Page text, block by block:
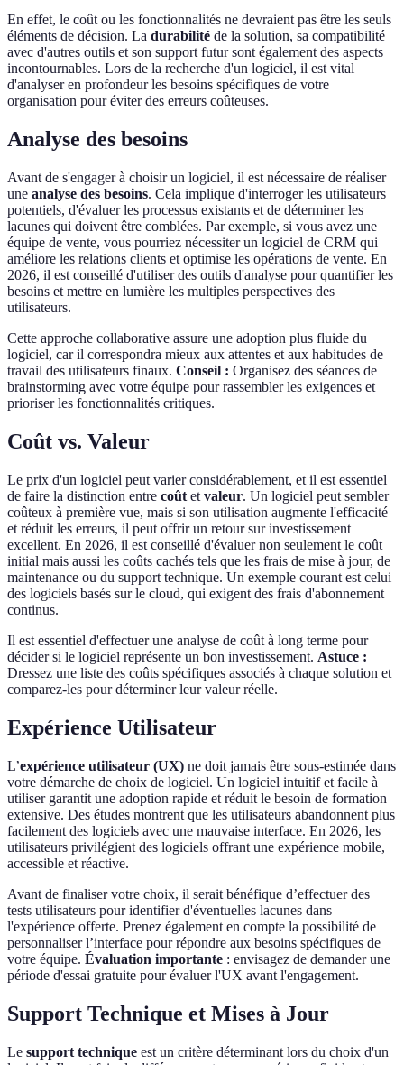
En effet, le coût ou les fonctionnalités ne devraient pas être les seuls
éléments de décision. La durabilité de la solution, sa compatibilité
avec d'autres outils et son support futur sont également des aspects
incontournables. Lors de la recherche d'un logiciel, il est vital
d'analyser en profondeur les besoins spécifiques de votre
organisation pour éviter des erreurs coûteuses.
Analyse des besoins
Avant de s'engager à choisir un logiciel, il est nécessaire de réaliser
une analyse des besoins. Cela implique d'interroger les utilisateurs
potentiels, d'évaluer les processus existants et de déterminer les
lacunes qui doivent être comblées. Par exemple, si vous avez une
équipe de vente, vous pourriez nécessiter un logiciel de CRM qui
améliore les relations clients et optimise les opérations de vente. En
2026, il est conseillé d'utiliser des outils d'analyse pour quantifier les
besoins et mettre en lumière les multiples perspectives des
utilisateurs.
Cette approche collaborative assure une adoption plus fluide du
logiciel, car il correspondra mieux aux attentes et aux habitudes de
travail des utilisateurs finaux. Conseil : Organisez des séances de
brainstorming avec votre équipe pour rassembler les exigences et
prioriser les fonctionnalités critiques.
Coût vs. Valeur
Le prix d'un logiciel peut varier considérablement, et il est essentiel
de faire la distinction entre coût et valeur. Un logiciel peut sembler
coûteux à première vue, mais si son utilisation augmente l'efficacité
et réduit les erreurs, il peut offrir un retour sur investissement
excellent. En 2026, il est conseillé d'évaluer non seulement le coût
initial mais aussi les coûts cachés tels que les frais de mise à jour, de
maintenance ou du support technique. Un exemple courant est celui
des logiciels basés sur le cloud, qui exigent des frais d'abonnement
continus.
Il est essentiel d'effectuer une analyse de coût à long terme pour
décider si le logiciel représente un bon investissement. Astuce :
Dressez une liste des coûts spécifiques associés à chaque solution et
comparez-les pour déterminer leur valeur réelle.
Expérience Utilisateur
L’expérience utilisateur (UX) ne doit jamais être sous-estimée dans
votre démarche de choix de logiciel. Un logiciel intuitif et facile à
utiliser garantit une adoption rapide et réduit le besoin de formation
extensive. Des études montrent que les utilisateurs abandonnent plus
facilement des logiciels avec une mauvaise interface. En 2026, les
utilisateurs privilégient des logiciels offrant une expérience mobile,
accessible et réactive.
Avant de finaliser votre choix, il serait bénéfique d’effectuer des
tests utilisateurs pour identifier d'éventuelles lacunes dans
l'expérience offerte. Prenez également en compte la possibilité de
personnaliser l’interface pour répondre aux besoins spécifiques de
votre équipe. Évaluation importante : envisagez de demander une
période d'essai gratuite pour évaluer l'UX avant l'engagement.
Support Technique et Mises à Jour
Le support technique est un critère déterminant lors du choix d'un